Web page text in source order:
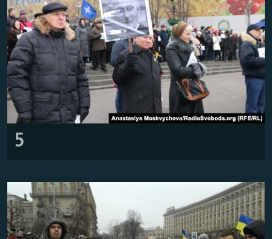
English
Русский
Все сайты Радио Азатутюн
5